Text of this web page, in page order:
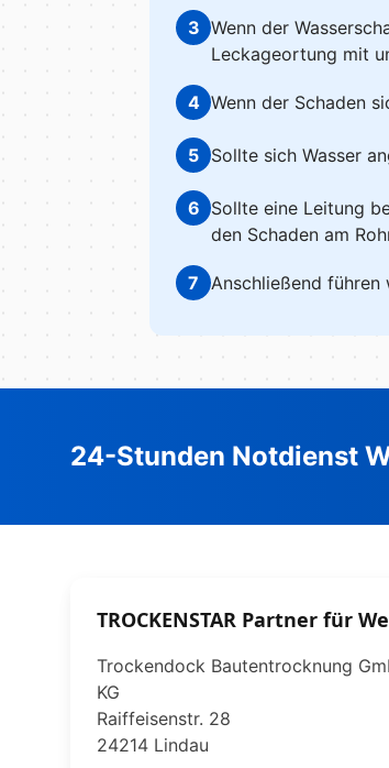
3 Wenn der
Leckageortung mit
4 Wenn der Schaden
5 Sollte sich Wasser
6 Sollte eine Leitung
den Schaden am
7 Anschließend führen
24-Stunden Notdienst
TROCKENSTAR Partner für
Trockendock Bautentrocknung
KG
Raiffeisenstr. 28
24214 Lindau